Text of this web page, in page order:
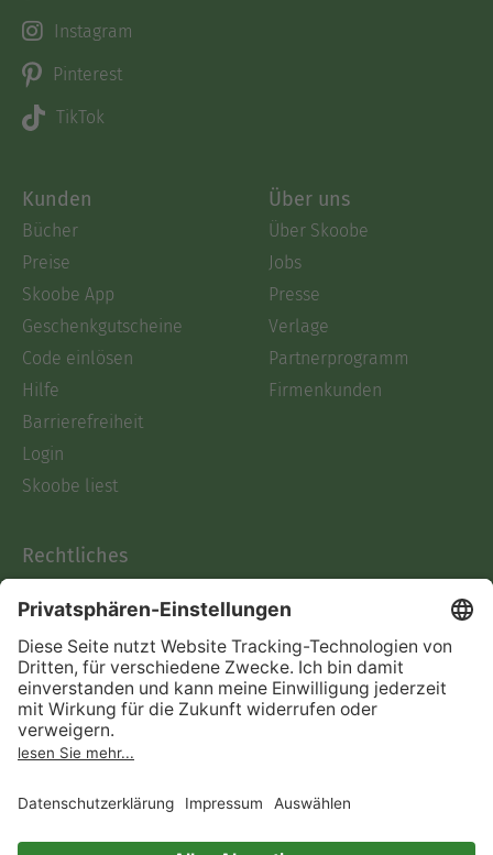
Instagram
Pinterest
TikTok
Kunden
Bücher
Preise
Skoobe App
Geschenkgutscheine
Code einlösen
Hilfe
Barrierefreiheit
Login
Skoobe liest
Über uns
Über Skoobe
Jobs
Presse
Verlage
Partnerprogramm
Firmenkunden
Rechtliches
AGB
Informationen nach Data
Act
Verträge hier kündigen
Impressum